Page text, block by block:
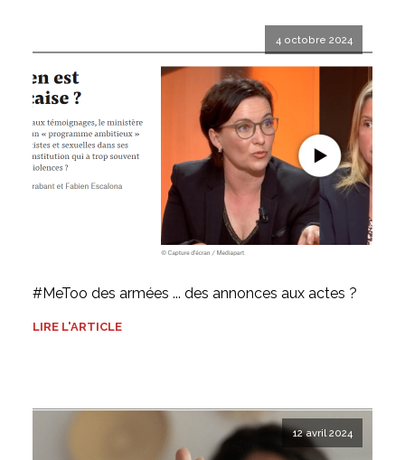
4 octobre 2024
#MeToo des armées ... des annonces aux actes ?
LIRE L'ARTICLE
12 avril 2024